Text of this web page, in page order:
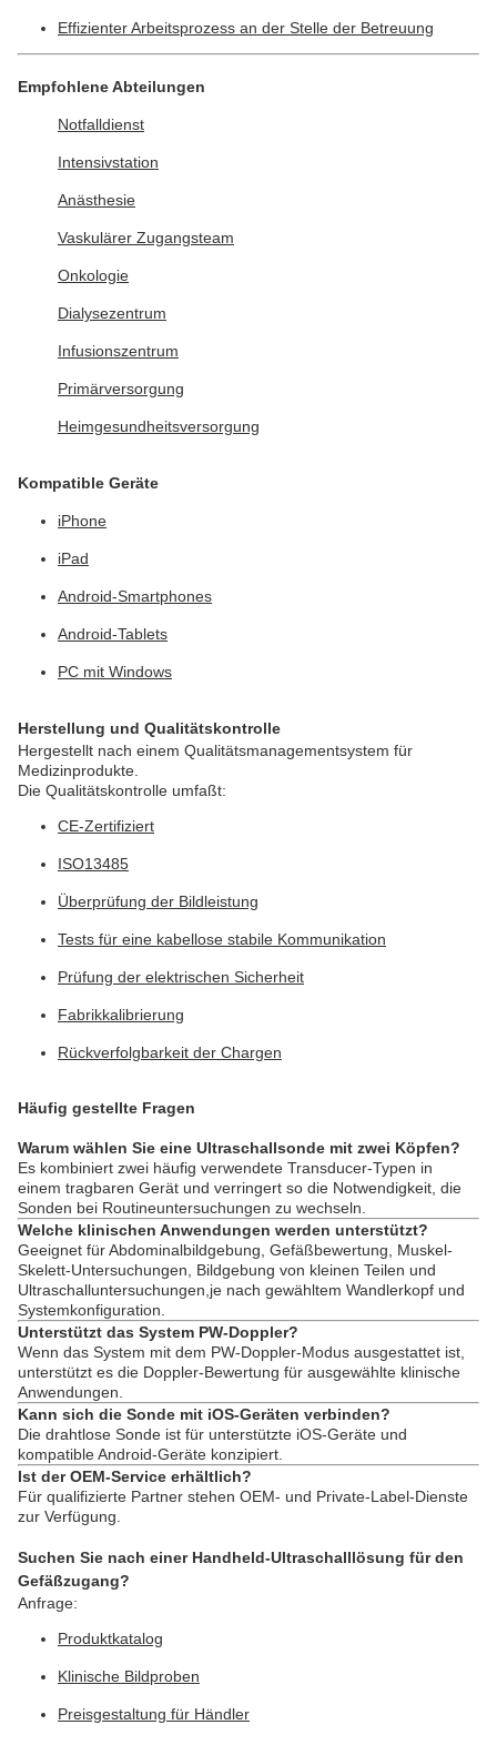
Effizienter Arbeitsprozess an der Stelle der Betreuung
Empfohlene Abteilungen
Notfalldienst
Intensivstation
Anästhesie
Vaskulärer Zugangsteam
Onkologie
Dialysezentrum
Infusionszentrum
Primärversorgung
Heimgesundheitsversorgung
Kompatible Geräte
iPhone
iPad
Android-Smartphones
Android-Tablets
PC mit Windows
Herstellung und Qualitätskontrolle
Hergestellt nach einem Qualitätsmanagementsystem für
Medizinprodukte.
Die Qualitätskontrolle umfaßt:
CE-Zertifiziert
ISO13485
Überprüfung der Bildleistung
Tests für eine kabellose stabile Kommunikation
Prüfung der elektrischen Sicherheit
Fabrikkalibrierung
Rückverfolgbarkeit der Chargen
Häufig gestellte Fragen
Warum wählen Sie eine Ultraschallsonde mit zwei Köpfen?
Es kombiniert zwei häufig verwendete Transducer-Typen in
einem tragbaren Gerät und verringert so die Notwendigkeit, die
Sonden bei Routineuntersuchungen zu wechseln.
Welche klinischen Anwendungen werden unterstützt?
Geeignet für Abdominalbildgebung, Gefäßbewertung, Muskel-
Skelett-Untersuchungen, Bildgebung von kleinen Teilen und
Ultraschalluntersuchungen,je nach gewähltem Wandlerkopf und
Systemkonfiguration.
Unterstützt das System PW-Doppler?
Wenn das System mit dem PW-Doppler-Modus ausgestattet ist,
unterstützt es die Doppler-Bewertung für ausgewählte klinische
Anwendungen.
Kann sich die Sonde mit iOS-Geräten verbinden?
Die drahtlose Sonde ist für unterstützte iOS-Geräte und
kompatible Android-Geräte konzipiert.
Ist der OEM-Service erhältlich?
Für qualifizierte Partner stehen OEM- und Private-Label-Dienste
zur Verfügung.
Suchen Sie nach einer Handheld-Ultraschalllösung für den
Gefäßzugang?
Anfrage:
Produktkatalog
Klinische Bildproben
Preisgestaltung für Händler